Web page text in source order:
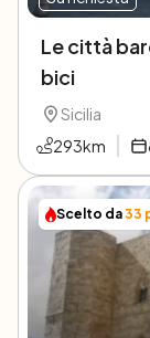
Le città
bici
Sicilia
293km
Scelto da33